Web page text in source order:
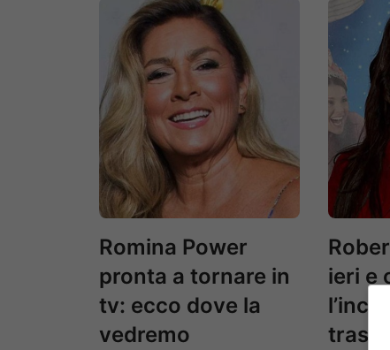
Romina Power
pronta a tornare in
tv: ecco dove la
vedremo
ieri e